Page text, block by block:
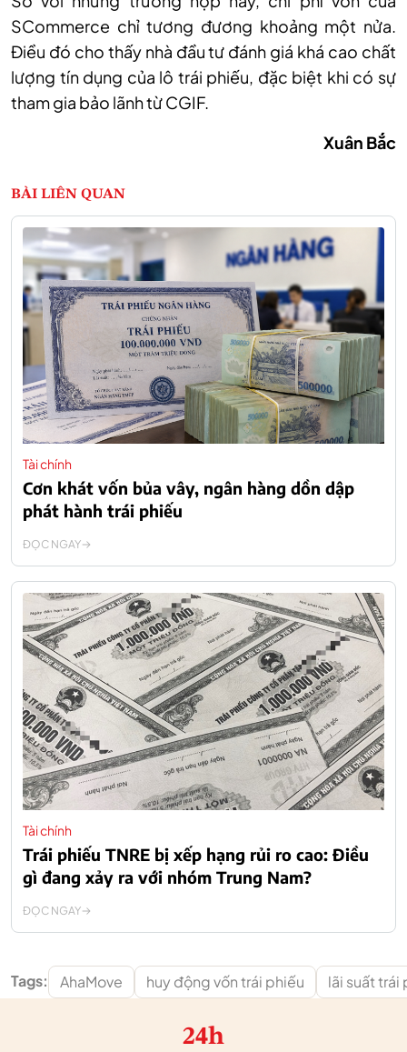
SCommerce chỉ tương đương khoảng một nửa.
Điều đó cho thấy nhà đầu tư đánh giá khá cao chất
lượng tín dụng của lô trái phiếu, đặc biệt khi có sự
tham gia bảo lãnh từ CGIF.
Xuân Bắc
BÀI LIÊN QUAN
Tài chính
Cơn khát vốn bủa vây, ngân hàng dồn dập
phát hành trái phiếu
ĐỌC NGAY
Tài chính
Trái phiếu TNRE bị xếp hạng rủi ro cao: Điều
gì đang xảy ra với nhóm Trung Nam?
ĐỌC NGAY
Tags: AhaMove huy động vốn trái phiếu lãi suất trái
24h